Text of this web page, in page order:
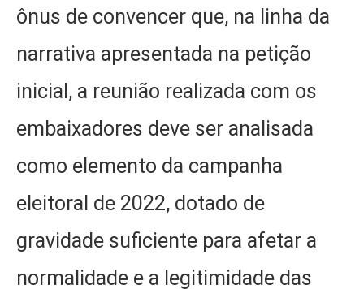
ônus de convencer que, na linha da
narrativa apresentada na petição
inicial, a reunião realizada com os
embaixadores deve ser analisada
como elemento da campanha
eleitoral de 2022, dotado de
gravidade suficiente para afetar a
normalidade e a legitimidade das